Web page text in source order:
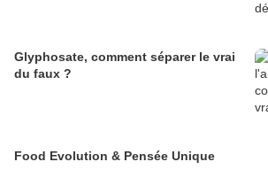
Glyphosate, comment séparer le vrai
du faux ?
Food Evolution & Pensée Unique